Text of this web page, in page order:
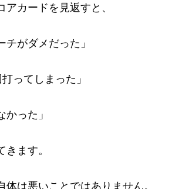
アカードを見返すと、
チがダメだった」
ってしまった」
かった」
ます。
体は悪いことではありません。